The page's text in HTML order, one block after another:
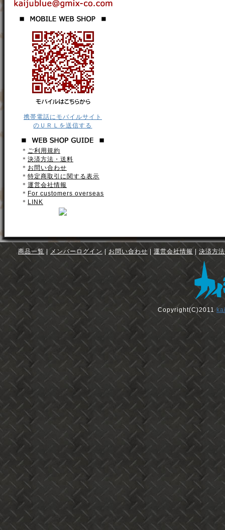
携帯電話にモバイルサイト
のＵＲＬを送信する
＊ ご利用規約
＊ 決済方法・送料
＊ お問い合わせ
＊ 特定商取引に関する表示
＊ 運営会社情報
＊ For customers overseas
＊ LINK
商品一覧 メンバーログイン お問い合わせ 運営会社情報 決済方
Copyright(C)2011